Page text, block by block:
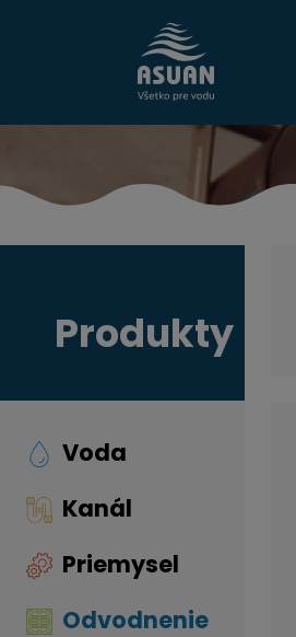
Produkty
Voda
Kanál
Priemysel
Odvodnenie